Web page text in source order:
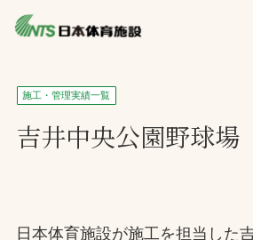
私たちの強み
ニュース
製品・サービス一覧
施工・管理実績一覧
吉井中央公園野球場
日本体育施設が施工を担当した